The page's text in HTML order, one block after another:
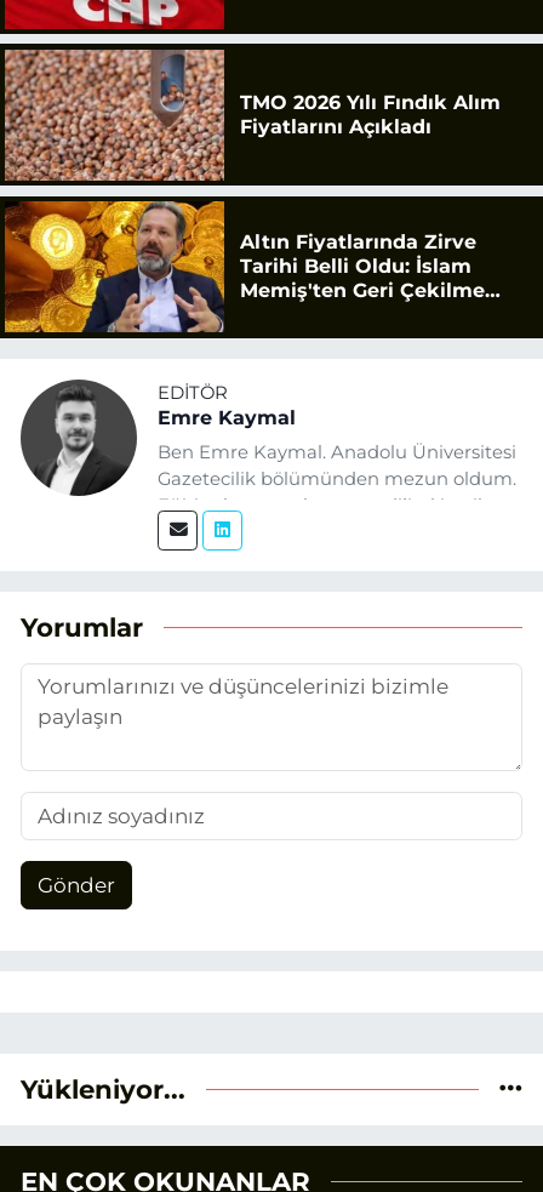
TMO 2026 Yılı Fındık Alım
Fiyatlarını Açıkladı
Altın Fiyatlarında Zirve
Tarihi Belli Oldu: İslam
Memiş'ten Geri Çekilme
EDITÖR
Emre Kaymal
Ben Emre Kaymal. Anadolu Üniversitesi
Gazetecilik bölümünden mezun oldum.
Eğitim hayatım boyunca dijital içerik
üretimi ve arama motoru
temel alıyorum.
Yorumlar
Gönder
Yükleniyor...
EN ÇOK OKUNANLAR